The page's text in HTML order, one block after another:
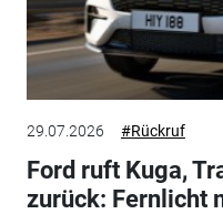
29.07.2026 #Rückruf
Ford ruft Kuga,
zurück: Fernlicht